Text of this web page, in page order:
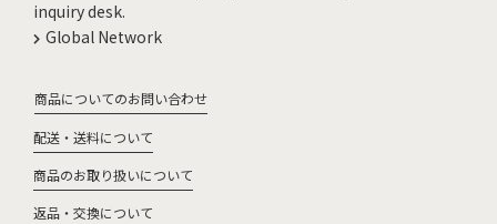
inquiry desk.
Global Network
商品についてのお問い合わせ
配送・送料について
商品のお取り扱いについて
返品・交換について